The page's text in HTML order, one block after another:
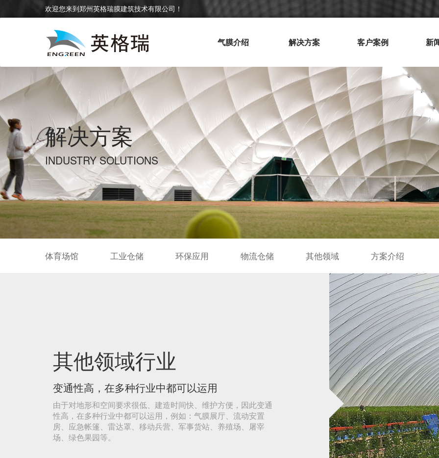
欢迎您来到郑州英格瑞膜建筑技术有限公司！
气膜介绍 解决方案 客户案例 新
解决方案
INDUSTRY SOLUTIONS
体育场馆 工业仓储 环保应用 物流仓储 其他领域 方案介绍
其他领域行业
变通性高，在多种行业中都可以运用
由于对地形和空间要求很低、建造时间快、维护方便，因此变通
性高，在多种行业中都可以运用，例如：气膜展厅、流动安置
房、应急帐篷、雷达罩、移动兵营、军事货站、养殖场、屠宰
场、绿色果园等。